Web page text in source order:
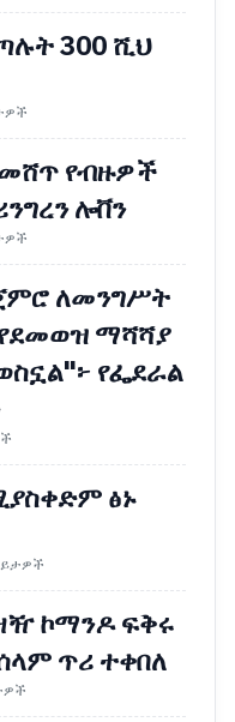
300 ሺህ
የብዙዎች
ሎቨን
ለመንግሥት
ማሻሻያ
የፌደራል
ፅኑ
ኮማንዶ ፍቅሩ
ጥሪ ተቀበለ